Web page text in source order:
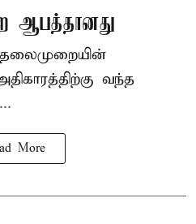
ஆபத்தானது
வந்த
More